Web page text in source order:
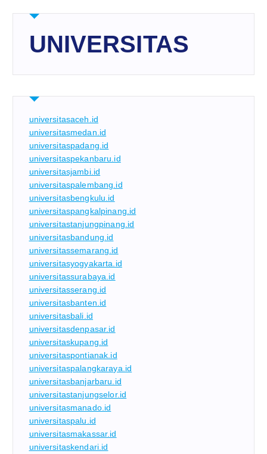
UNIVERSITAS
universitasaceh.id
universitasmedan.id
universitaspadang.id
universitaspekanbaru.id
universitasjambi.id
universitaspalembang.id
universitasbengkulu.id
universitaspangkalpinang.id
universitastanjungpinang.id
universitasbandung.id
universitassemarang.id
universitasyogyakarta.id
universitassurabaya.id
universitasserang.id
universitasbanten.id
universitasbali.id
universitasdenpasar.id
universitaskupang.id
universitaspontianak.id
universitaspalangkaraya.id
universitasbanjarbaru.id
universitastanjungselor.id
universitasmanado.id
universitaspalu.id
universitasmakassar.id
universitaskendari.id